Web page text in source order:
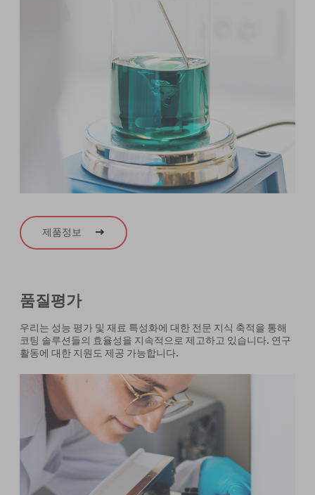
제품정보
품질평가
우리는 성능 평가 및 재료 특성화에 대한 전문 지식 축적을 통해
코팅 솔루션들의 효율성을 지속적으로 제고하고 있습니다. 연구
활동에 대한 지원도 제공 가능합니다.